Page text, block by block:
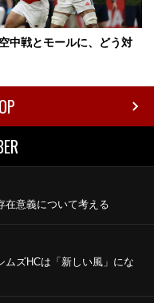
中戦とモールに、どう対
在意義について考える
ムズHCは「新しい風」にな